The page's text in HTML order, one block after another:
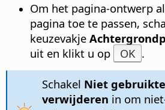
Om het pagina-ontwerp
pagina toe te passen,
keuzevakje
uit en klikt u op
OK .
Schakel Niet
verwijderen in om